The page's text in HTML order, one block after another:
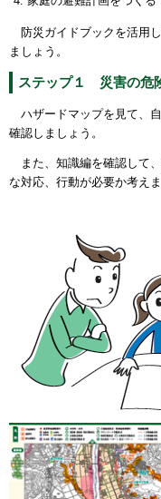
防災ガイドブックを活用
ましょう。
ステップ１ 災害の危
ハザードマップを見て、
確認しましょう。
また、知識編を確認して
な対応、行動が必要か考えま